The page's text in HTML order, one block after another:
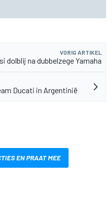
VORIG ARTIKEL
dolblij na dubbelzege Yamaha
Ducati in Argentinië
EN PRAAT MEE